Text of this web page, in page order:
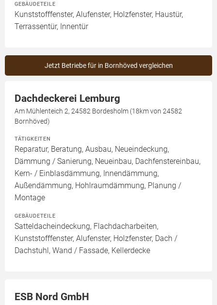
GEBÄUDETEILE
Kunststofffenster, Alufenster, Holzfenster, Haustür,
Terrassentür, Innentür
Jetzt Betriebe für in Bornhöved vergleichen
Dachdeckerei Lemburg
Am Mühlenteich 2, 24582 Bordesholm (18km von 24582
Bornhöved)
TÄTIGKEITEN
Reparatur, Beratung, Ausbau, Neueindeckung,
Dämmung / Sanierung, Neueinbau, Dachfenstereinbau,
Kern- / Einblasdämmung, Innendämmung,
Außendämmung, Hohlraumdämmung, Planung /
Montage
GEBÄUDETEILE
Satteldacheindeckung, Flachdacharbeiten,
Kunststofffenster, Alufenster, Holzfenster, Dach /
Dachstuhl, Wand / Fassade, Kellerdecke
ESB Nord GmbH